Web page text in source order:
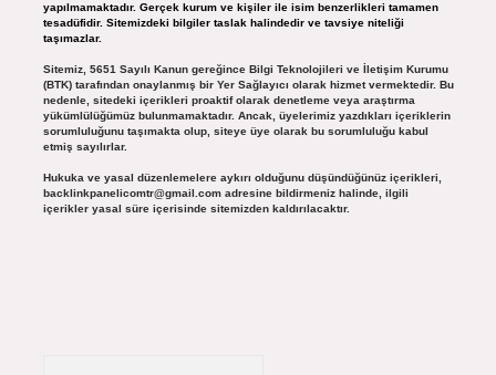
yapılmamaktadır. Gerçek kurum ve kişiler ile isim benzerlikleri tamamen
tesadüfidir. Sitemizdeki bilgiler taslak halindedir ve tavsiye niteliği
taşımazlar.
Sitemiz, 5651 Sayılı Kanun gereğince Bilgi Teknolojileri ve İletişim Kurumu
(BTK) tarafından onaylanmış bir Yer Sağlayıcı olarak hizmet vermektedir. Bu
nedenle, sitedeki içerikleri proaktif olarak denetleme veya araştırma
yükümlülüğümüz bulunmamaktadır. Ancak, üyelerimiz yazdıkları içeriklerin
sorumluluğunu taşımakta olup, siteye üye olarak bu sorumluluğu kabul
etmiş sayılırlar.
Hukuka ve yasal düzenlemelere aykırı olduğunu düşündüğünüz içerikleri,
backlinkpanelicomtr@gmail.comadresine bildirmeniz halinde, ilgili
içerikler yasal süre içerisinde sitemizden kaldırılacaktır.